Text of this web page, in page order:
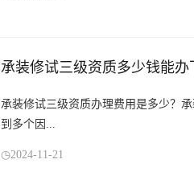
承装修试三级资质多少钱能办
承装修试三级资质办理费用是多少？
到多个因...
2024-11-21